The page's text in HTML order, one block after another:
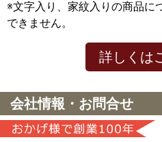
※文字入り、家紋入りの商品に
できません。
詳しくは
会社情報・お問合せ